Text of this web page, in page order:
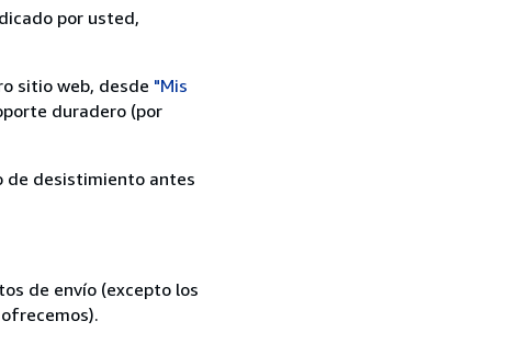
por usted,
sitio web, desde "Mis
duradero (por
de desistimiento antes
de envío (excepto los